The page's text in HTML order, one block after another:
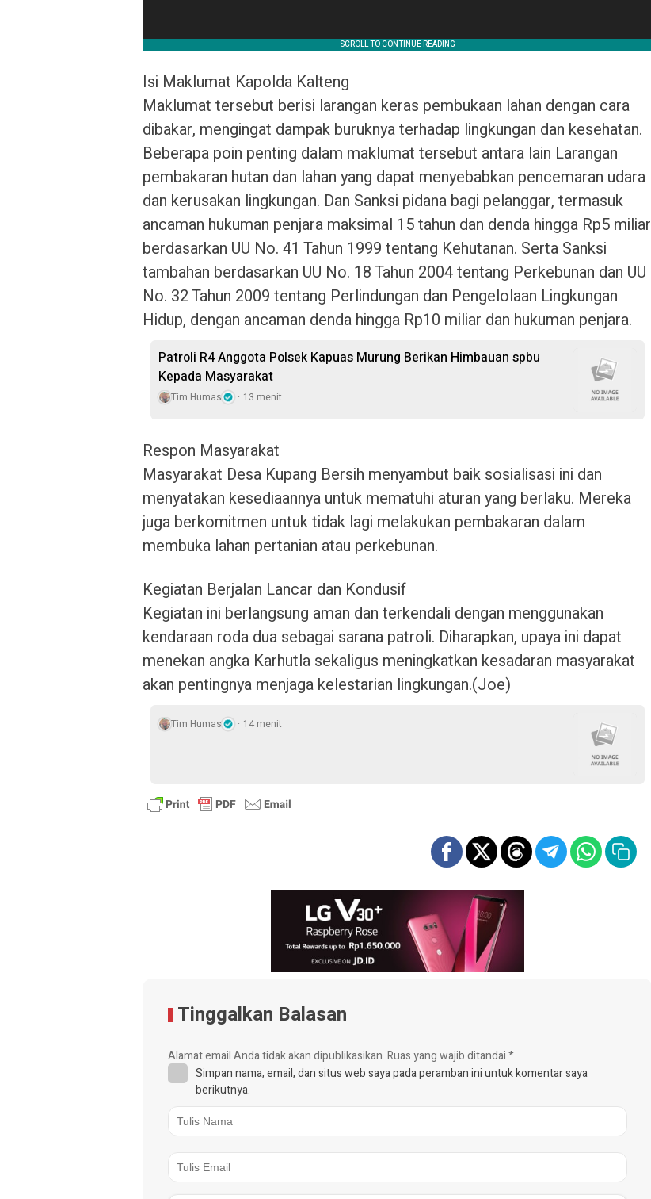
Isi Maklumat Kapolda Kalteng
Maklumat tersebut berisi larangan keras pembukaan lahan dengan cara
dibakar, mengingat dampak buruknya terhadap lingkungan dan kesehatan.
Beberapa poin penting dalam maklumat tersebut antara lain Larangan
pembakaran hutan dan lahan yang dapat menyebabkan pencemaran udara
dan kerusakan lingkungan. Dan Sanksi pidana bagi pelanggar, termasuk
ancaman hukuman penjara maksimal 15 tahun dan denda hingga Rp5 miliar
berdasarkan UU No. 41 Tahun 1999 tentang Kehutanan. Serta Sanksi
tambahan berdasarkan UU No. 18 Tahun 2004 tentang Perkebunan dan UU
No. 32 Tahun 2009 tentang Perlindungan dan Pengelolaan Lingkungan
Hidup, dengan ancaman denda hingga Rp10 miliar dan hukuman penjara.
Patroli R4 Anggota Polsek Kapuas Murung Berikan Himbauan spbu
Kepada Masyarakat
Tim Humas 13 menit
Respon Masyarakat
Masyarakat Desa Kupang Bersih menyambut baik sosialisasi ini dan
menyatakan kesediaannya untuk mematuhi aturan yang berlaku. Mereka
juga berkomitmen untuk tidak lagi melakukan pembakaran dalam
membuka lahan pertanian atau perkebunan.
Kegiatan Berjalan Lancar dan Kondusif
Kegiatan ini berlangsung aman dan terkendali dengan menggunakan
kendaraan roda dua sebagai sarana patroli. Diharapkan, upaya ini dapat
menekan angka Karhutla sekaligus meningkatkan kesadaran masyarakat
akan pentingnya menjaga kelestarian lingkungan.(Joe)
Tim Humas 14 menit
Tinggalkan Balasan
Alamat email Anda tidak akan dipublikasikan.Ruas yang wajib ditandai*
Simpan nama, email, dan situs web saya pada peramban ini untuk komentar saya
berikutnya.